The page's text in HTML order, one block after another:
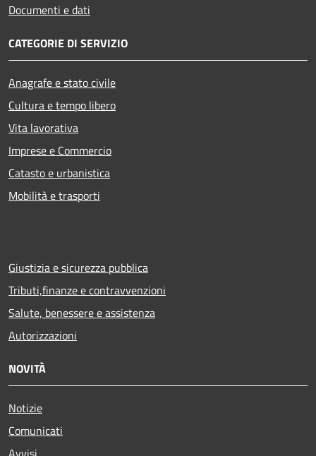
Documenti e dati
CATEGORIE DI SERVIZIO
Anagrafe e stato civile
Cultura e tempo libero
Vita lavorativa
Imprese e Commercio
Catasto e urbanistica
Mobilità e trasporti
Giustizia e sicurezza pubblica
Tributi,finanze e contravvenzioni
Salute, benessere e assistenza
Autorizzazioni
NOVITÀ
Notizie
Comunicati